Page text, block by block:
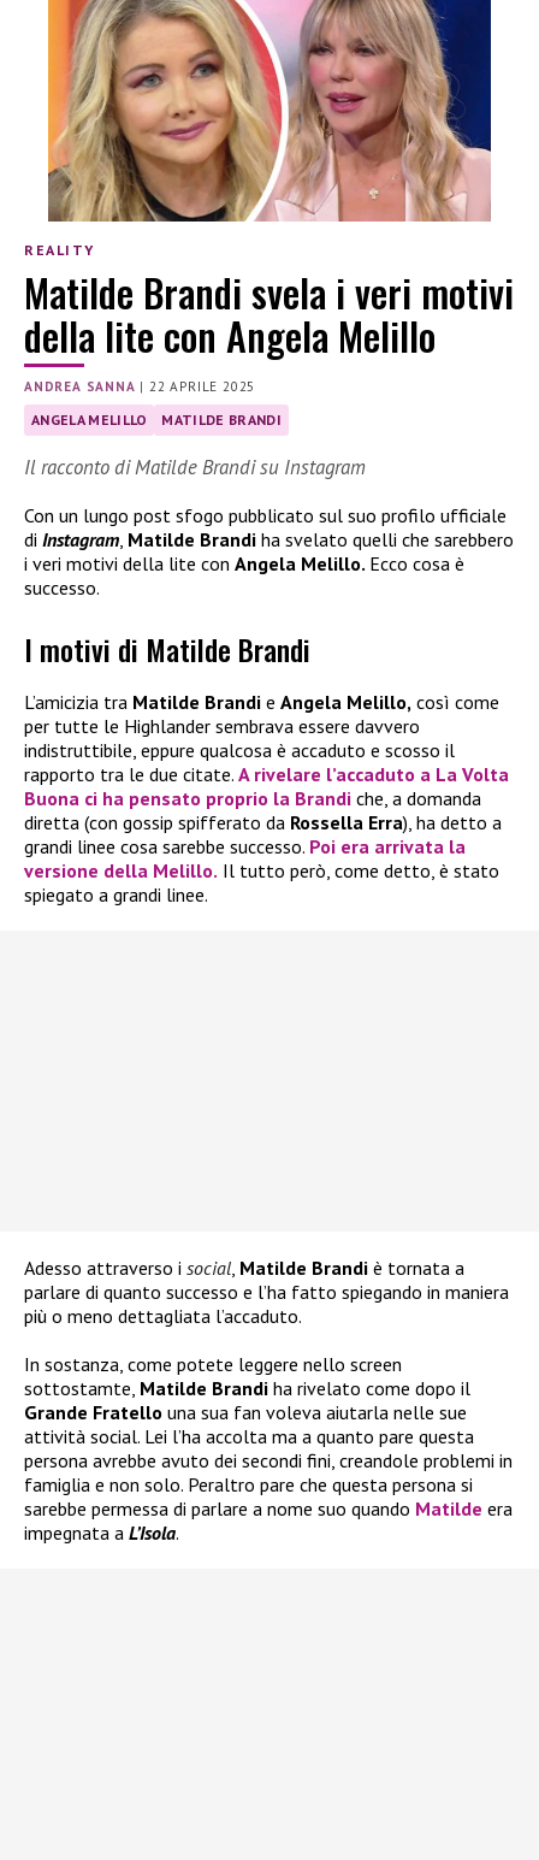
REALITY
Matilde Brandi svela i veri motivi
della lite con Angela Melillo
ANDREA SANNA | 22 APRILE 2025
ANGELA MELILLO MATILDE BRANDI
Il racconto di Matilde Brandi su Instagram
Con un lungo post sfogo pubblicato sul suo profilo ufficiale
di Instagram, Matilde Brandi ha svelato quelli che sarebbero
i veri motivi della lite con Angela Melillo. Ecco cosa è
successo.
I motivi di Matilde Brandi
L’amicizia tra Matilde Brandi e Angela Melillo, così come
per tutte le Highlander sembrava essere davvero
indistruttibile, eppure qualcosa è accaduto e scosso il
rapporto tra le due citate. A rivelare l’accaduto a La Volta
Buona ci ha pensato proprio la Brandi che, a domanda
diretta (con gossip spifferato da Rossella Erra), ha detto a
grandi linee cosa sarebbe successo. Poi era arrivata la
versione della Melillo. Il tutto però, come detto, è stato
spiegato a grandi linee.
Adesso attraverso i social Matilde Brandi è tornata a
parlare di quanto successo e l’ha fatto spiegando in maniera
più o meno dettagliata l’accaduto.
In sostanza, come potete leggere nello screen
sottostamte, Matilde Brandi ha rivelato come dopo il
Grande Fratello una sua fan voleva aiutarla nelle sue
attività social. Lei l’ha accolta ma a quanto pare questa
persona avrebbe avuto dei secondi fini, creandole problemi in
famiglia e non solo. Peraltro pare che questa persona si
sarebbe permessa di parlare a nome suo quando Matilde era
impegnata a L’Isola.